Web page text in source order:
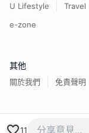
11
U Lifestyle Travel
e-zone
其他
關於我們 免責聲明
香港經濟日報版權所有©